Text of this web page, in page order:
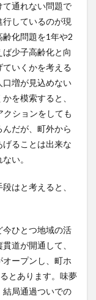
通れない問題で
しているのが現
化問題を1年や2
少子高齢化と向
いくかを考える
増が見込めない
を模索すると、
ションをしても
だが、町外から
ることは出来な
い。
はと考えると、
ひとつ地域の活
道が開通して、
ープンし、町ホ
とあります。味夢
局通過ついでの